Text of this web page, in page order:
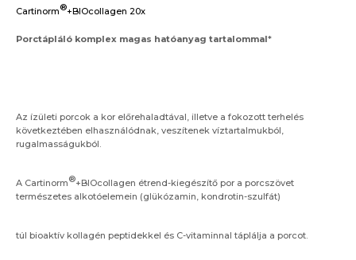
Cartinorm®+BIOcollagen 20x
Porctápláló komplex magas hatóanyag tartalommal*
Az ízületi porcok a kor előrehaladtával, illetve a fokozott terhelés
következtében elhasználódnak, veszítenek víztartalmukból,
rugalmasságukból.
A Cartinorm®+BIOcollagen étrend-kiegészítő por a porcszövet
természetes alkotóelemein (glükózamin, kondrotin-szulfát)
túl bioaktív kollagén peptidekkel és C-vitaminnal táplálja a porcot.